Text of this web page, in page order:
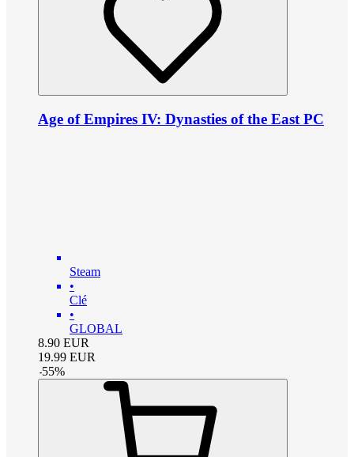
Age of Empires IV: Dynasties of the East PC
Steam
•
Clé
•
GLOBAL
8.90 EUR
19.99 EUR
-55%